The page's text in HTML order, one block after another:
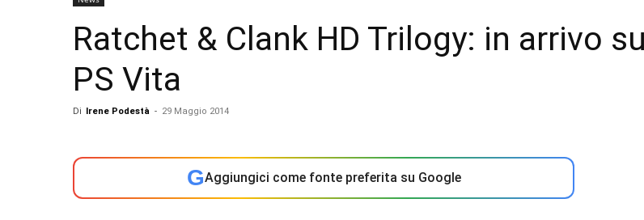
Ratchet & Clank HD Trilogy: in arrivo su
PS Vita
Di Irene Podestà - 29 Maggio 2014
GAggiungici come fonte preferita su Google